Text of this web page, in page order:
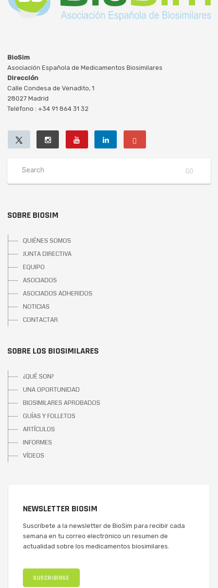
BioSim
Asociación Española de Medicamentos Biosimilares
Dirección
Calle Condesa de Venadito, 1
28027 Madrid
Teléfono : +34 91 864 31 32
SOBRE BIOSIM
QUIÉNES SOMOS
JUNTA DIRECTIVA
EQUIPO
ASOCIADOS
ASOCIADOS ADHERIDOS
NOTICIAS
CONTACTAR
SOBRE LOS BIOSIMILARES
¿QUÉ SON?
UNA OPORTUNIDAD
BIOSIMILARES APROBADOS
GUÍAS Y FOLLETOS
ARTÍCULOS
INFORMES
VÍDEOS
NEWSLETTER BIOSIM
Suscríbete a la newsletter de BioSim para recibir cada
semana en tu correo electrónico un resumen de
actualidad sobre los medicamentos biosimilares.
SUSCRIBIRSE